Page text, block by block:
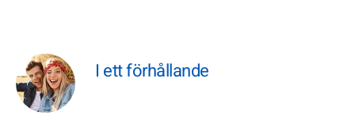
I ett förhållande